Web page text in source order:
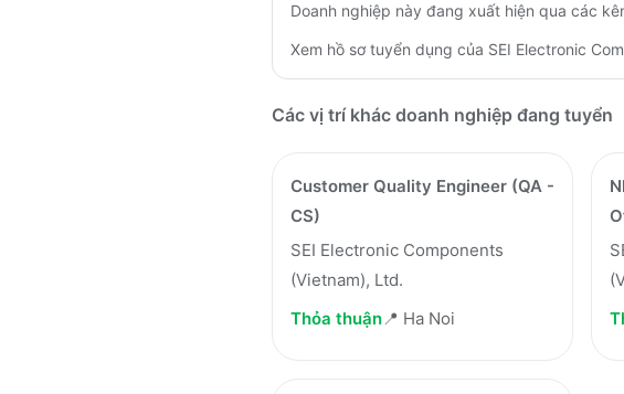
Doanh nghiệp này đang xuất hiện qua các
Xem hồ sơ tuyển dụng của SEI Electronic
Các vị trí khác doanh nghiệp đang tuyển
Customer Quality Engineer (QA -
CS)
SEI Electronic Components
(Vietnam), Ltd.
Thỏa thuận📍 Ha Noi